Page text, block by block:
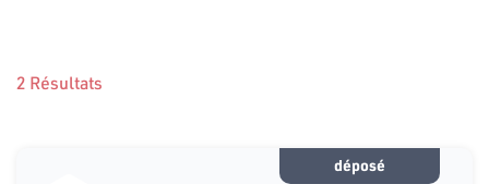
2 Résultats
déposé